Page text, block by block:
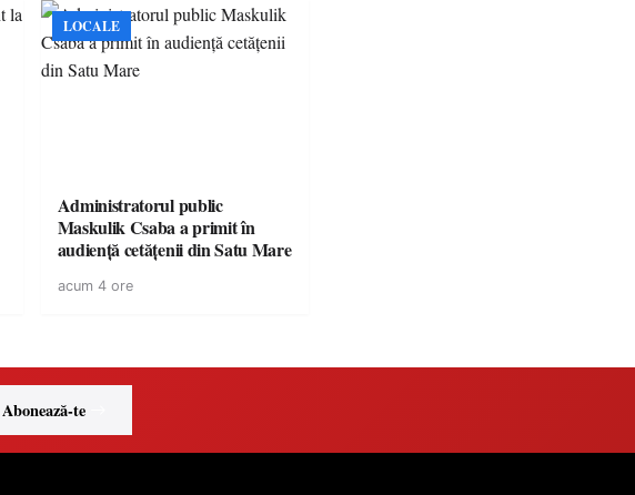
LOCALE
Administratorul public
Maskulik Csaba a primit în
audiență cetățenii din Satu Mare
acum 4 ore
Abonează-te